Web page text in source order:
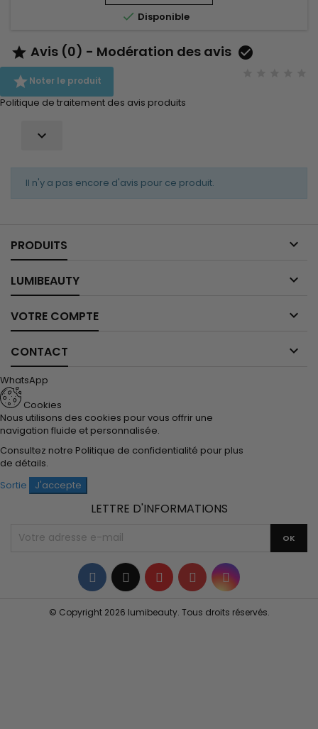
 Disponible
 Avis (0) - Modération des avis 
Noter le produit
Politique de traitement des avis produits

Il n'y a pas encore d'avis pour ce produit.
PRODUITS 
LUMIBEAUTY 
VOTRE COMPTE 
CONTACT 
WhatsApp
Cookies
Nous utilisons des cookies pour vous offrir une
navigation fluide et personnalisée.
Consultez notre Politique de confidentialité pour plus
de détails.
Sortie
J'accepte
LETTRE D'INFORMATIONS
Facebook
TwitterYouTubePinterestInstagram
© Copyright 2026 lumibeauty. Tous droits réservés.